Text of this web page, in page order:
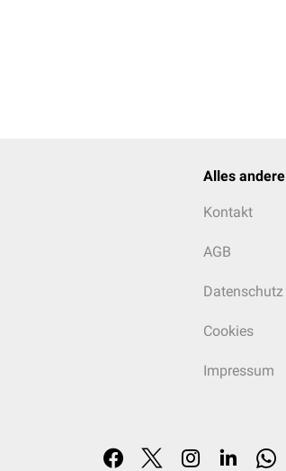
Alles andere
Kontakt
AGB
Datenschutz
Cookies
Impressum